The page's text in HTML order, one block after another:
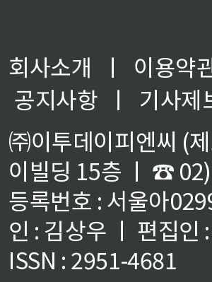
회사소개 ㅣ
이용약
공지사항
ㅣ
기사제
㈜이투데이피엔씨 (
이빌딩 15층 ㅣ ☎
등록번호 : 서울아
인 : 김상우 ㅣ 편집인
ISSN : 2951-4681